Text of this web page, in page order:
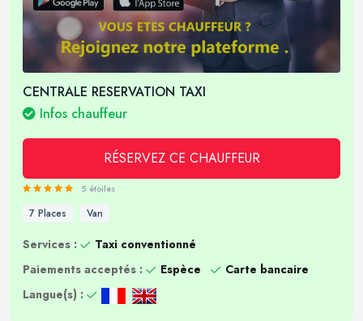
CENTRALE RESERVATION TAXI
Infos chauffeur
RÉSERVEZ CE CHAUFFEUR
5 étoiles
7 Places Van
Services :
Taxi conventionné
Paiements acceptés :
Espèce
Carte bancaire
Langue(s) :